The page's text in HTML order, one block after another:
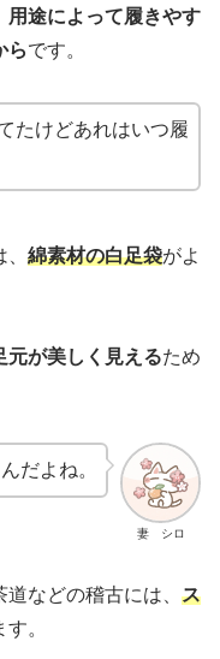
用途によって履きやす
らです。
たけどあれはいつ履
綿素材の白足袋がよ
元が美しく見えるため
妻 シロ
だよね。
などの稽古には、 ス
。